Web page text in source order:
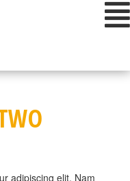
adipiscing elit. Nam